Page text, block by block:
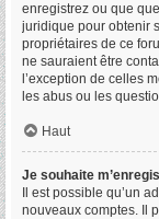
enregistrez ou que
juridique pour obtenir
propriétaires de ce
ne sauraient être
l’exception de celles
les abus ou les
Haut
Je souhaite
Il est possible qu’un
nouveaux comptes. Il